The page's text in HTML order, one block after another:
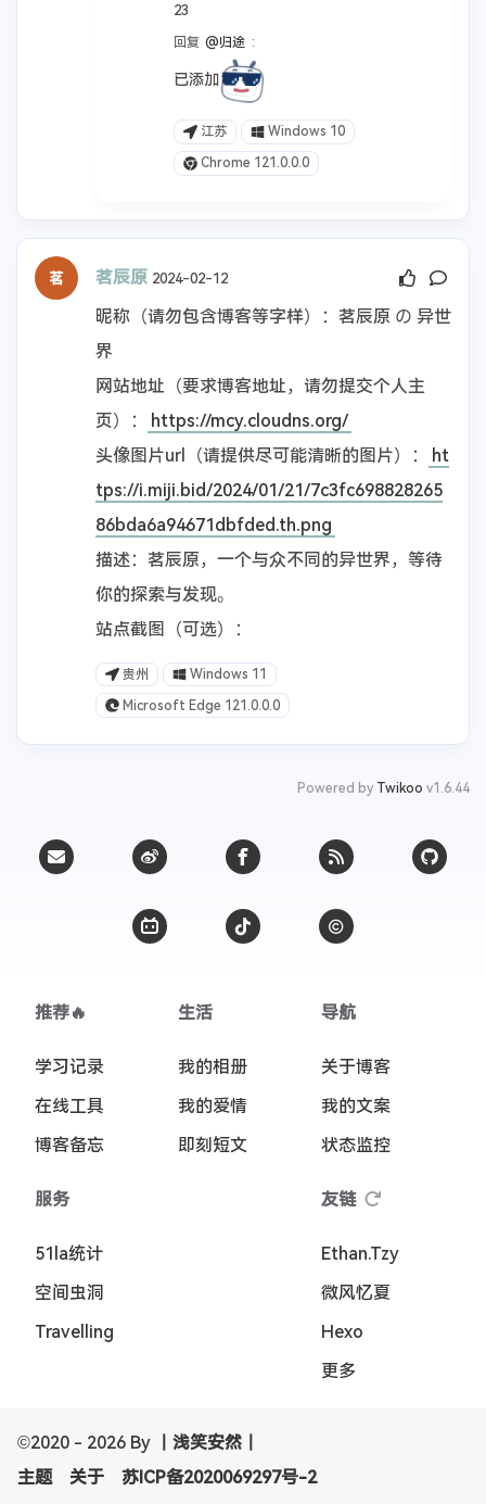
23
回复 @归途 :
已添加
江苏 Windows 10
Chrome 121.0.0.0
茗辰原 2024-02-12
昵称（请勿包含博客等字样）：茗辰原 の 异世
界
网站地址（要求博客地址，请勿提交个人主
页）：
https://mcy.cloudns.org/
头像图片url（请提供尽可能清晰的图片）：
ht
tps://i.miji.bid/2024/01/21/7c3fc698828265
86bda6a94671dbfded.th.png
描述：茗辰原，一个与众不同的异世界，等待
你的探索与发现。
站点截图（可选）：
贵州 Windows 11
Microsoft Edge 121.0.0.0
Powered by Twikoo v1.6.44
推荐🔥
学习记录
在线工具
博客备忘
生活
我的相册
我的爱情
即刻短文
导航
关于博客
我的文案
状态监控
服务
51la统计
空间虫洞
Travelling
友链
Ethan.Tzy
微风忆夏
Hexo
更多
©2020 - 2026 By
丨浅笑安然丨
主题
关于 苏ICP备2020069297号-2